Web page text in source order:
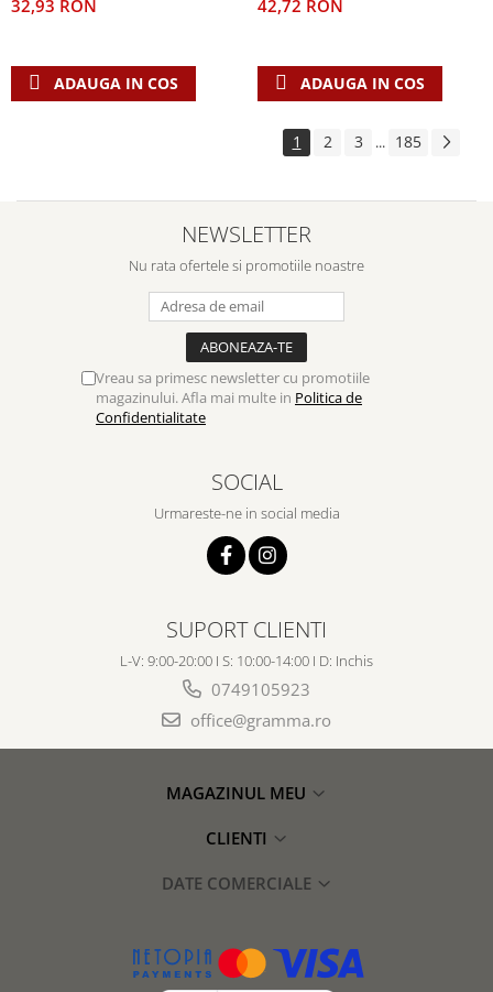
32,93 RON
ADAUGA IN COS
42,72 RON
ADAUGA IN COS
1 2 3 ... 185
NEWSLETTER
Nu rata ofertele si promotiile noastre
Vreau sa primesc newsletter cu promotiile
magazinului. Afla mai multe in Politica de
Confidentialitate
SOCIAL
Urmareste-ne in social media
SUPORT CLIENTI
L-V: 9:00-20:00 I S: 10:00-14:00 I D: Inchis
0749105923
office@gramma.ro
MAGAZINUL MEU
CLIENTI
DATE COMERCIALE